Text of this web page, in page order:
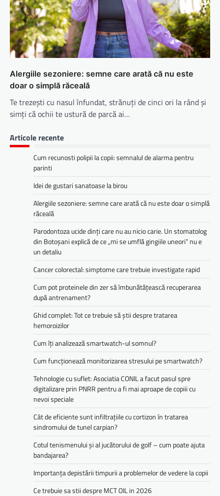
Alergiile sezoniere: semne care arată că nu este
doar o simplă răceală
Te trezești cu nasul înfundat, strănuți de cinci ori la rând și
simți că ochii te ustură de parcă ai…
Articole recente
Cum recunosti polipii la copii: semnalul de alarma pentru
parinti
Idei de gustari sanatoase la birou
Alergiile sezoniere: semne care arată că nu este doar o simplă
răceală
Parodontoza ucide dinți care nu au nicio carie. Un stomatolog
din Botoșani explică de ce „mi se umflă gingiile uneori” nu e
un detaliu
Cancer colorectal: simptome care trebuie investigate rapid
Cum pot proteinele din zer să îmbunătățească recuperarea
după antrenament?
Ghid complet: Tot ce trebuie să știi despre tratarea
hemoroizilor
Cum îți analizează smartwatch-ul somnul?
Cum funcționează monitorizarea stresului pe smartwatch?
Tehnologie cu suflet: Asociatia CONIL a facut pasul spre
digitalizare prin PNRR pentru a fi mai aproape de copiii cu
nevoi speciale
Cât de eficiente sunt infiltrațiile cu cortizon în tratarea
sindromului de tunel carpian?
Cotul tenismenului și al jucătorului de golf – cum poate ajuta
bandajarea?
Importanța depistării timpurii a problemelor de vedere la copii
Ce trebuie sa stii despre MCT OIL in 2026